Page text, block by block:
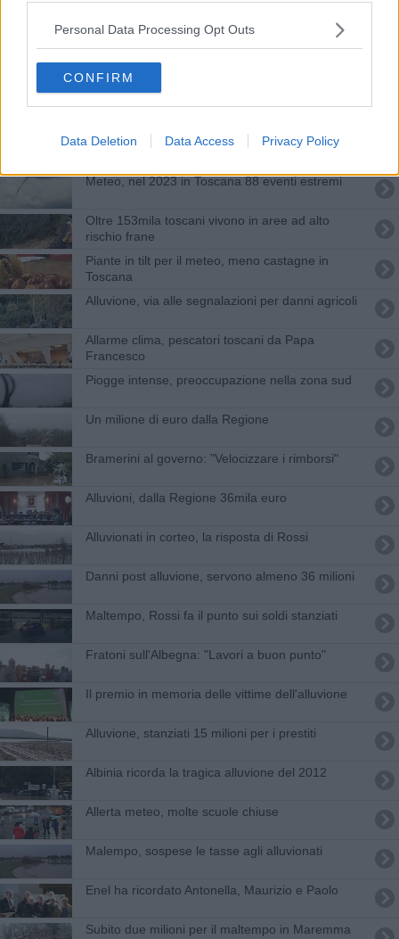
Personal Data Processing Opt Outs
CONFIRM
Data Deletion Data Access Privacy Policy
Alluvione, appaltati i lavori sull'Aurelia
M5S, "Svolta decisiva per salvare il nostro mare"
Sempre in aiuto, riconoscimento a 1.790 volontari
Meteo, nel 2023 in Toscana 88 eventi estremi
Oltre 153mila toscani vivono in aree ad alto
rischio frane
Piante in tilt per il meteo, meno castagne in
Toscana
Alluvione, via alle segnalazioni per danni agricoli
Allarme clima, pescatori toscani da Papa
Francesco
Piogge intense, preoccupazione nella zona sud
​Un milione di euro dalla Regione
Bramerini al governo: "Velocizzare i rimborsi"
Alluvioni, dalla Regione 36mila euro
Alluvionati in corteo, la risposta di Rossi
Danni post alluvione, servono almeno 36 milioni
Maltempo, Rossi fa il punto sui soldi stanziati
Fratoni sull'Albegna: "Lavori a buon punto"
Il premio in memoria delle vittime dell'alluvione
Alluvione, stanziati 15 milioni per i prestiti
Albinia ricorda la tragica alluvione del 2012
Allerta meteo, molte scuole chiuse
Malempo, sospese le tasse agli alluvionati
Enel ha ricordato Antonella, Maurizio e Paolo
Subito due milioni per il maltempo in Maremma